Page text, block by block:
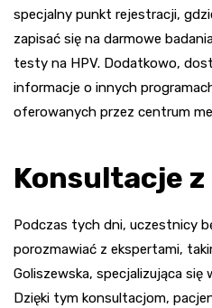
specjalny punkt rejestracji,
zapisać się na darmowe
testy na HPV. Dodatkowo,
informacje o innych
oferowanych przez centrum
Konsultacje
Podczas tych dni, uczestnicy
porozmawiać z ekspertami,
Goliszewska, specjalizująca
Dzięki tym konsultacjom,